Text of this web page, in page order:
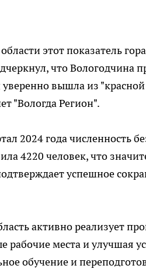
этот показатель
что Вологодчина
вышла из
"Вологда Регион".
2024 года численность
4220 человек, что
успешное
активно реализует
рабочие места и улучшая
обучение и